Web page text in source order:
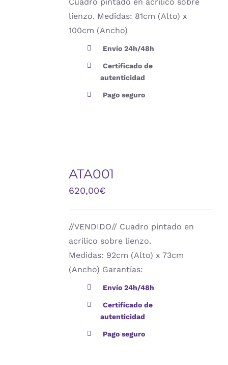
lienzo. Medidas: 81cm (Alto) x
100cm (Ancho)
Envío 24h/48h
Certificado de
autenticidad
Pago seguro
ATA001
620,00€
//VENDIDO// Cuadro pintado en
acrílico sobre lienzo.
Medidas: 92cm (Alto) x 73cm
(Ancho) Garantías:
Envío 24h/48h
Certificado de
autenticidad
Pago seguro